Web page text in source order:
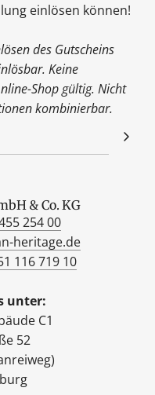
einlösen können!
des Gutscheins
Keine
Shop gültig. Nicht
kombinierbar.
& Co. KG
254 00
heritage.de
116 719 10
unter:
C1
52